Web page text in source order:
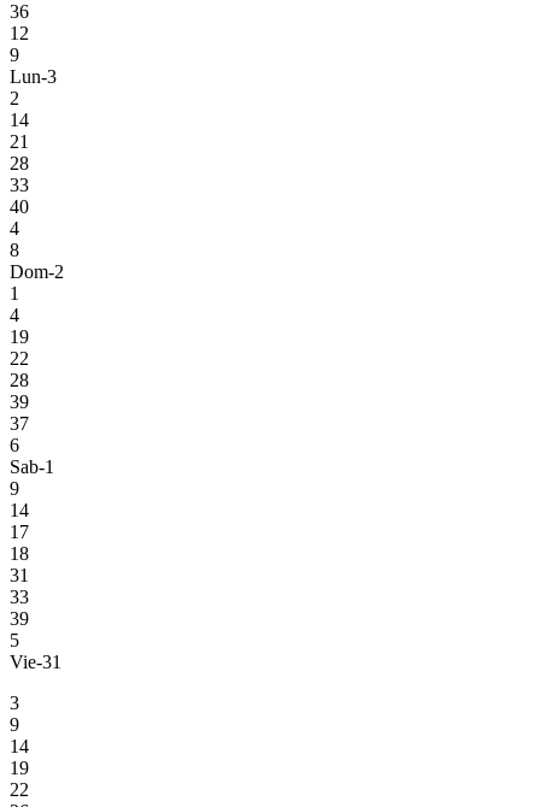
36
12
9
Lun-3
2
14
21
28
33
40
4
8
Dom-2
1
4
19
22
28
39
37
6
Sab-1
9
14
17
18
31
33
39
5
Vie-31
3
9
14
19
22